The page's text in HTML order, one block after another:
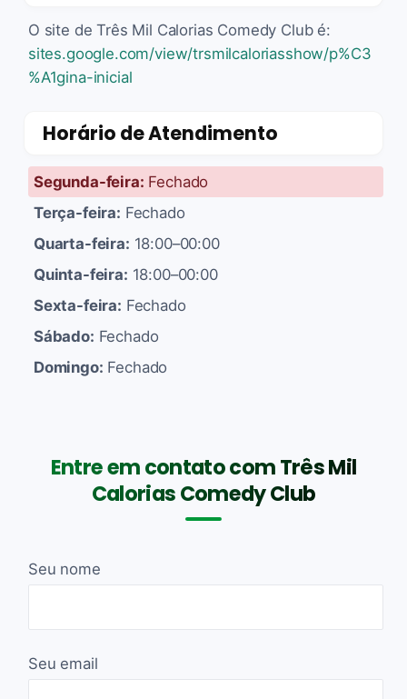
O site de Três Mil Calorias Comedy Club é:
sites.google.com/view/trsmilcaloriasshow/p%C3
%A1gina-inicial
Horário de Atendimento
Segunda-feira: Fechado
Terça-feira: Fechado
Quarta-feira: 18:00–00:00
Quinta-feira: 18:00–00:00
Sexta-feira: Fechado
Sábado: Fechado
Domingo: Fechado
Entre em contato com Três Mil
Calorias Comedy Club
Seu nome
Seu email